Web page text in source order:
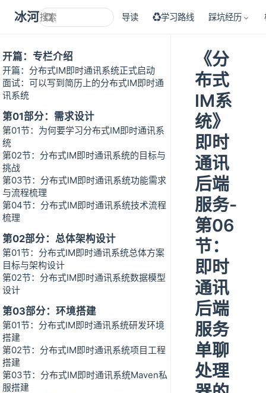
冰河技术 导读 ♻学习路线 踩坑经历
开篇：专栏介绍
开篇：分布式IM即时通讯系统正式启动
面试：可以写到简历上的分布式IM即时通
讯系统
第01部分：需求设计
第01节：为何要学习分布式IM即时通讯系
统
第02节：分布式IM即时通讯系统的目标与
挑战
第03节：分布式IM即时通讯系统功能需求
与流程梳理
第04节：分布式IM即时通讯系统技术流程
梳理
第02部分：总体架构设计
第01节：分布式IM即时通讯系统总体方案
目标与架构设计
第02节：分布式IM即时通讯系统数据模型
设计
第03部分：环境搭建
第01节：分布式IM即时通讯系统研发环境
搭建
第02节：分布式IM即时通讯系统项目工程
搭建
第03节：分布式IM即时通讯系统Maven私
服搭建
《分
布式
IM系
统》
即时
通讯
后端
服务-
第06
节：
即时
通讯
后端
服务
单聊
处理